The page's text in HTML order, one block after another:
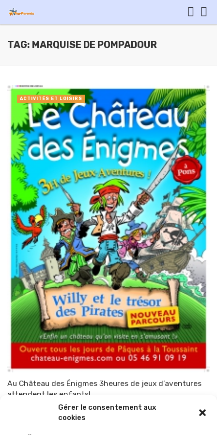
Gérer le consentement aux
cookies
TAG: MARQUISE DE POMPADOUR
Au Château des Énigmes 3heures de jeux d’aventures
attendent les enfants!
TOP-PARENTS 16 avril 2015
ACTIVITÉS ET LOISIRS